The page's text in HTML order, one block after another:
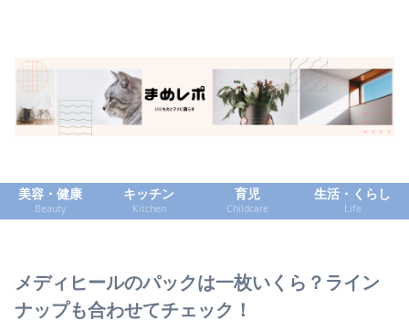
美容・健康
Beauty
キッチン
Kitchen
育児
Childcare
生活・くらし
Life
メディヒールのパックは一枚いくら？ライン
ナップも合わせてチェック！